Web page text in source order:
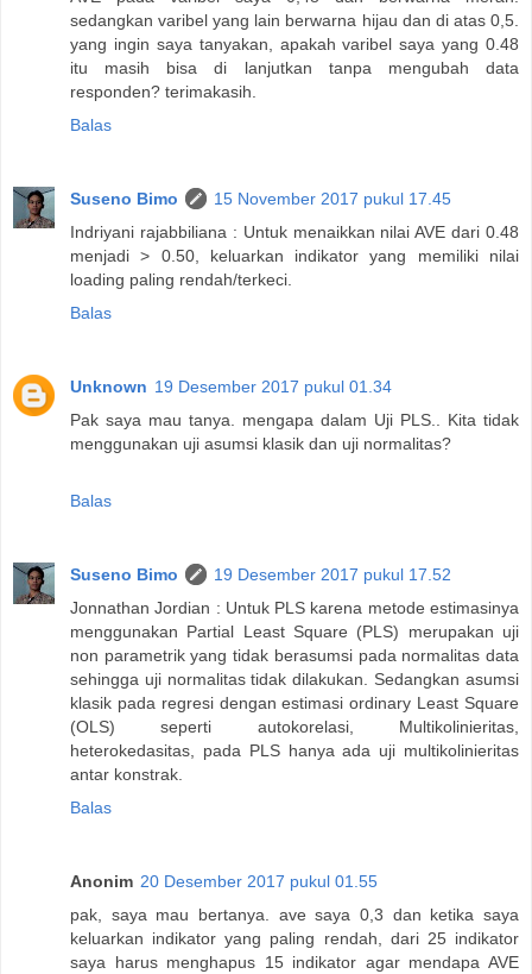
sedangkan varibel yang lain berwarna hijau dan di atas 0,5.
yang ingin saya tanyakan, apakah varibel saya yang 0.48
itu masih bisa di lanjutkan tanpa mengubah data
responden? terimakasih.
Balas
Suseno Bimo
15 November 2017 pukul 17.45
Indriyani rajabbiliana : Untuk menaikkan nilai AVE dari 0.48
menjadi > 0.50, keluarkan indikator yang memiliki nilai
loading paling rendah/terkeci.
Balas
Unknown 19 Desember 2017 pukul 01.34
Pak saya mau tanya. mengapa dalam Uji PLS.. Kita tidak
menggunakan uji asumsi klasik dan uji normalitas?
Balas
Suseno Bimo
19 Desember 2017 pukul 17.52
Jonnathan Jordian : Untuk PLS karena metode estimasinya
menggunakan Partial Least Square (PLS) merupakan uji
non parametrik yang tidak berasumsi pada normalitas data
sehingga uji normalitas tidak dilakukan. Sedangkan asumsi
klasik pada regresi dengan estimasi ordinary Least Square
(OLS) seperti autokorelasi, Multikolinieritas,
heterokedasitas, pada PLS hanya ada uji multikolinieritas
antar konstrak.
Balas
Anonim 20 Desember 2017 pukul 01.55
pak, saya mau bertanya. ave saya 0,3 dan ketika saya
keluarkan indikator yang paling rendah, dari 25 indikator
saya harus menghapus 15 indikator agar mendapa AVE